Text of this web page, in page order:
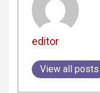
editor
View all posts